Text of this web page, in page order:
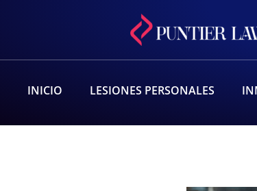
INICIO LESIONES PERSONALES